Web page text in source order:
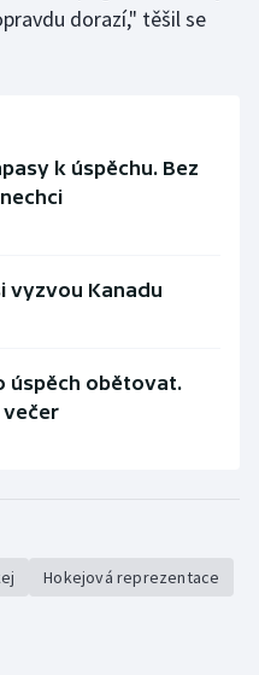
dorazí," těšil se
k úspěchu. Bez
vyzvou Kanadu
úspěch obětovat.
večer
Hokejová reprezentace